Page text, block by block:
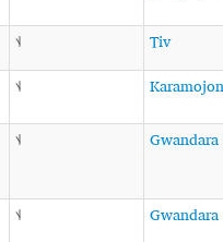
˦˨
Tiv
˦˨
˦˨ Gwandara
˦˨ Gwandara